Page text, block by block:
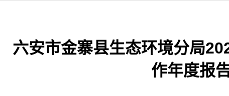
六安市金寨县生态环境分局
作年度报